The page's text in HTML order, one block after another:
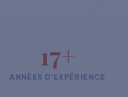
17+
ANNÉES D'EXPÉRIENCE